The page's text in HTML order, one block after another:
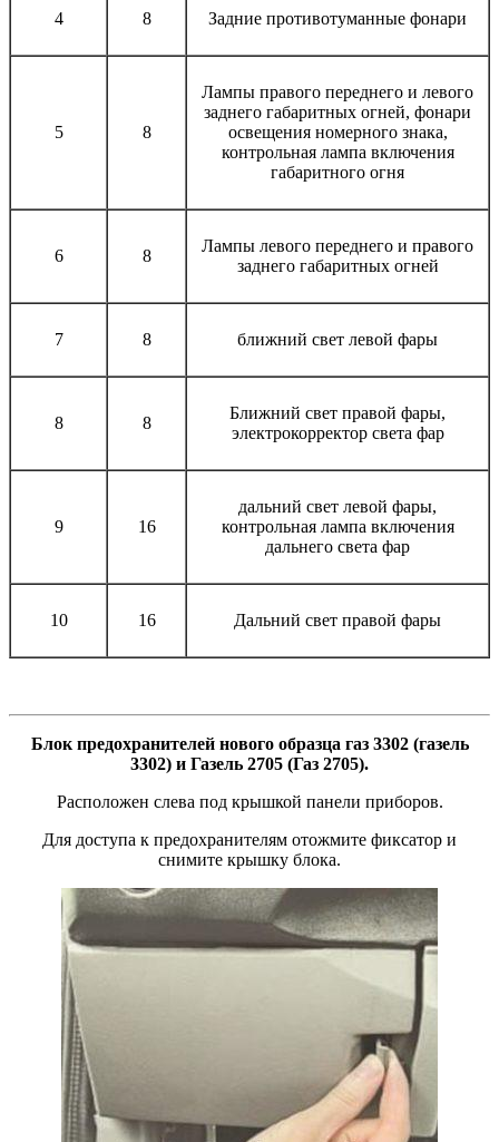
4 8 Задние противотуманные фонари
5 8
Лампы правого переднего и левого
заднего габаритных огней, фонари
освещения номерного знака,
контрольная лампа включения
габаритного огня
6 8
Лампы левого переднего и правого
заднего габаритных огней
7 8 ближний свет левой фары
8 8
Ближний свет правой фары,
электрокорректор света фар
9 16
дальний свет левой фары,
контрольная лампа включения
дальнего света фар
10 16 Дальний свет правой фары
Блок предохранителей нового образца газ 3302 (газель
3302) и Газель 2705 (Газ 2705).
Расположен слева под крышкой панели приборов.
Для доступа к предохранителям отожмите фиксатор и
снимите крышку блока.